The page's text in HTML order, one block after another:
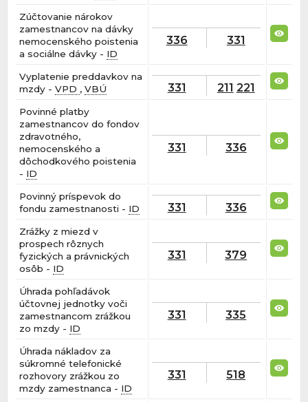
Zúčtovanie nárokov
zamestnancov na dávky
nemocenského poistenia
a sociálne dávky - ID
336 331
Vyplatenie preddavkov na
mzdy -VPD ,VBÚ 331 211 221
Povinné platby
zamestnancov do fondov
zdravotného,
nemocenského a
dôchodkového poistenia
- ID
331 336
Povinný príspevok do
fondu zamestnanosti - ID 331 336
Zrážky z miezd v
prospech rôznych
fyzických a právnických
osôb - ID
331 379
Úhrada pohľadávok
účtovnej jednotky voči
zamestnancom zrážkou
zo mzdy - ID
331 335
Úhrada nákladov za
súkromné telefonické
rozhovory zrážkou zo
mzdy zamestnanca - ID
331 518